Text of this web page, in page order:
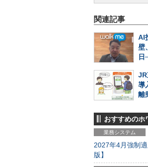
関連記事
AI
壁
日
JR
導
離
おすすめのホ
業務システム
2027年4月強制
版】